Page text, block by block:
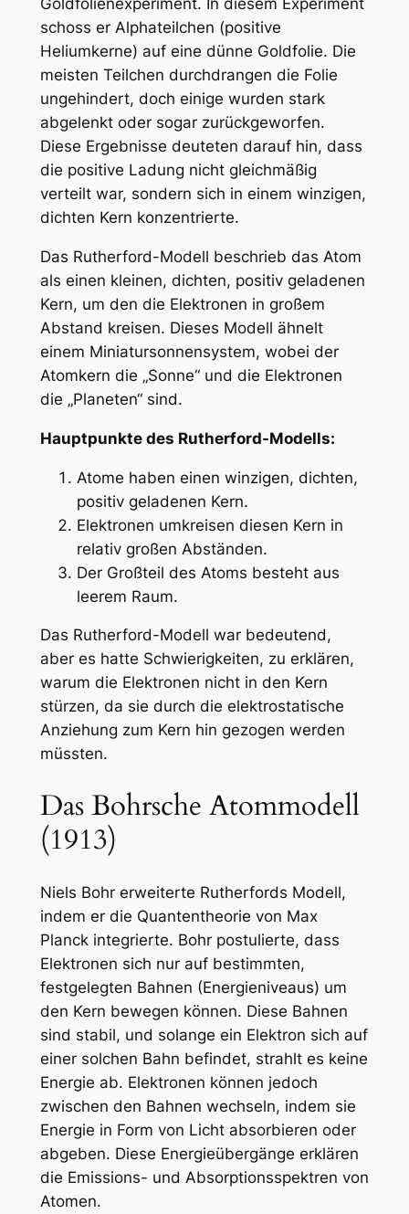
Goldfolienexperiment. In diesem Experiment
schoss er Alphateilchen (positive
Heliumkerne) auf eine dünne Goldfolie. Die
meisten Teilchen durchdrangen die Folie
ungehindert, doch einige wurden stark
abgelenkt oder sogar zurückgeworfen.
Diese Ergebnisse deuteten darauf hin, dass
die positive Ladung nicht gleichmäßig
verteilt war, sondern sich in einem winzigen,
dichten Kern konzentrierte.
Das Rutherford-Modell beschrieb das Atom
als einen kleinen, dichten, positiv geladenen
Kern, um den die Elektronen in großem
Abstand kreisen. Dieses Modell ähnelt
einem Miniatursonnensystem, wobei der
Atomkern die „Sonne“ und die Elektronen
die „Planeten“ sind.
Hauptpunkte des Rutherford-Modells:
Atome haben einen winzigen, dichten,
positiv geladenen Kern.
Elektronen umkreisen diesen Kern in
relativ großen Abständen.
Der Großteil des Atoms besteht aus
leerem Raum.
Das Rutherford-Modell war bedeutend,
aber es hatte Schwierigkeiten, zu erklären,
warum die Elektronen nicht in den Kern
stürzen, da sie durch die elektrostatische
Anziehung zum Kern hin gezogen werden
müssten.
Das Bohrsche Atommodell
(1913)
Niels Bohr erweiterte Rutherfords Modell,
indem er die Quantentheorie von Max
Planck integrierte. Bohr postulierte, dass
Elektronen sich nur auf bestimmten,
festgelegten Bahnen (Energieniveaus) um
den Kern bewegen können. Diese Bahnen
sind stabil, und solange ein Elektron sich auf
einer solchen Bahn befindet, strahlt es keine
Energie ab. Elektronen können jedoch
zwischen den Bahnen wechseln, indem sie
Energie in Form von Licht absorbieren oder
abgeben. Diese Energieübergänge erklären
die Emissions- und Absorptionsspektren von
Atomen.